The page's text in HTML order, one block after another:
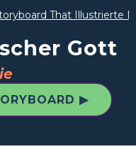
That Illustrierte
Gott
▶